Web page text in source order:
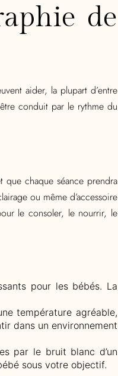
de
aider, la plupart d’entre
conduit par le rythme du
chaque séance prendra
ou même d’accessoire
le consoler, le nourrir, le
pour les bébés. La
température agréable,
dans un environnement
par le bruit blanc d’un
sous votre objectif.